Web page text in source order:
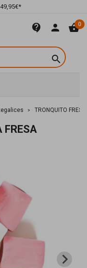
contact_support person shopping_basket0

TRONQUITO
FRESA